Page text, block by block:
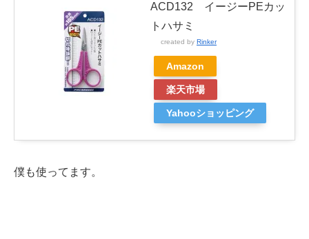
ACD132 イージーPEカッ
トハサミ
created by Rinker
Amazon
楽天市場
Yahooショッピング
僕も使ってます。